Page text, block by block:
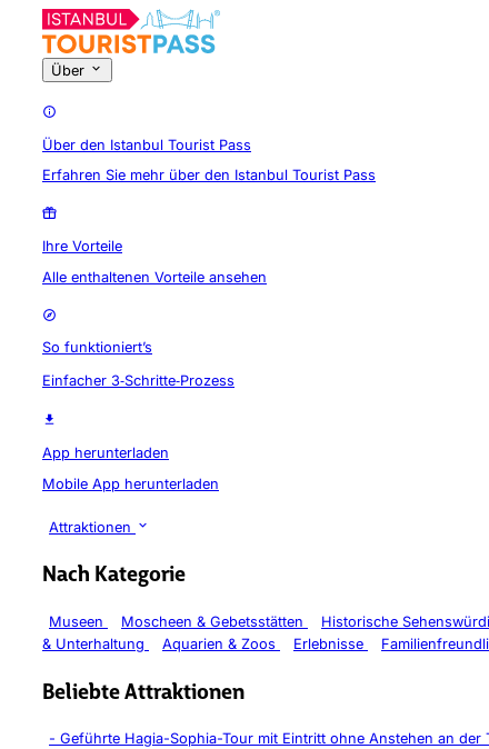
Über
Über den Istanbul Tourist Pass
Erfahren Sie mehr über den Istanbul Tourist Pass
Ihre Vorteile
Alle enthaltenen Vorteile ansehen
So funktioniert’s
Einfacher 3‑Schritte‑Prozess
App herunterladen
Mobile App herunterladen
Attraktionen
Nach Kategorie
Museen Moscheen & Gebetsstätten Historische
& Unterhaltung
Aquarien & Zoos Erlebnisse
Beliebte Attraktionen
- Geführte Hagia-Sophia-Tour mit Eintritt ohne Anstehen an der